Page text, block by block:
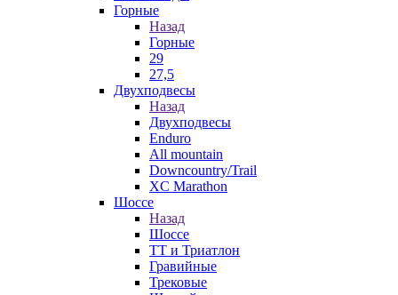
Горные
Назад
Горные
29
27,5
Двухподвесы
Назад
Двухподвесы
Enduro
All mountain
Downcountry/Trail
XC Marathon
Шоссе
Назад
Шоссе
ТТ и Триатлон
Гравийные
Трековые